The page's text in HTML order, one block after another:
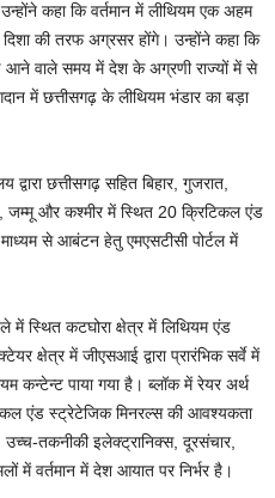
कहा कि वर्तमान में लीथियम एक अहम
की तरफ अग्रसर होंगे। उन्होंने कहा कि
आने वाले समय में देश के अग्रणी राज्यों में से
में छत्तीसगढ़ के लीथियम भंडार का बड़ा
छत्तीसगढ़ सहित बिहार, गुजरात,
जम्मू और कश्मीर में स्थित 20 क्रिटिकल एंड
से आबंटन हेतु एमएसटीसी पोर्टल में
में स्थित कटघोरा क्षेत्र में लिथियम एंड
क्षेत्र में जीएसआई द्वारा प्रारंभिक सर्वे में
कन्टेन्ट पाया गया है। ब्लॉक में रेयर अर्थ
एंड स्ट्रेटेजिक मिनरल्स की आवश्यकता
उच्च-तकनीकी इलेक्ट्रानिक्स, दूरसंचार,
में वर्तमान में देश आयात पर निर्भर है।